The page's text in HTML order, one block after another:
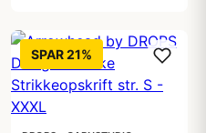
SPAR 21%